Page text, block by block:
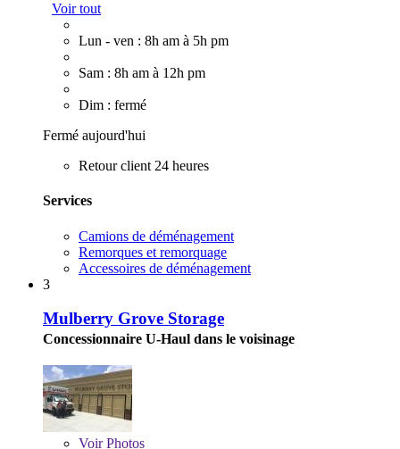
Voir tout
Lun - ven : 8h am à 5h pm
Sam : 8h am à 12h pm
Dim : fermé
Fermé aujourd'hui
Retour client 24 heures
Services
Camions de déménagement
Remorques et remorquage
Accessoires de déménagement
3
Mulberry Grove Storage
Concessionnaire U-Haul dans le voisinage
VoirPhotos